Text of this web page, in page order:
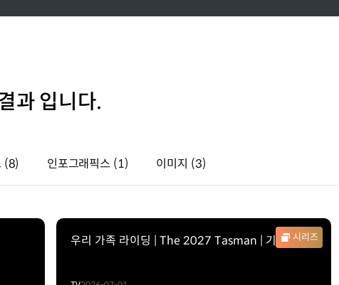
과 입니다.
(8) 인포그래픽스 (1) 이미지 (3)
시리즈
우리 가족 라이딩 | The 2027 Tasman | 기아